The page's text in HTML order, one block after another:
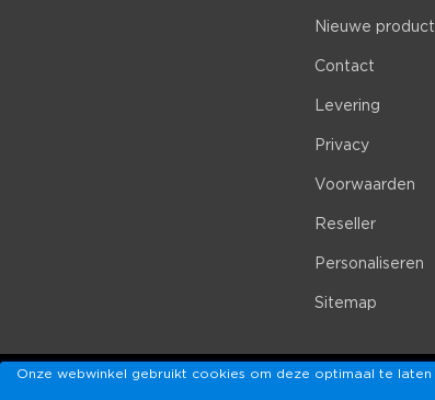
Onze webwinkel gebruikt cookies om deze optimaal te
Nieuwe
Contact
Levering
Privacy
Voorwaarden
Reseller
Personaliseren
Sitemap